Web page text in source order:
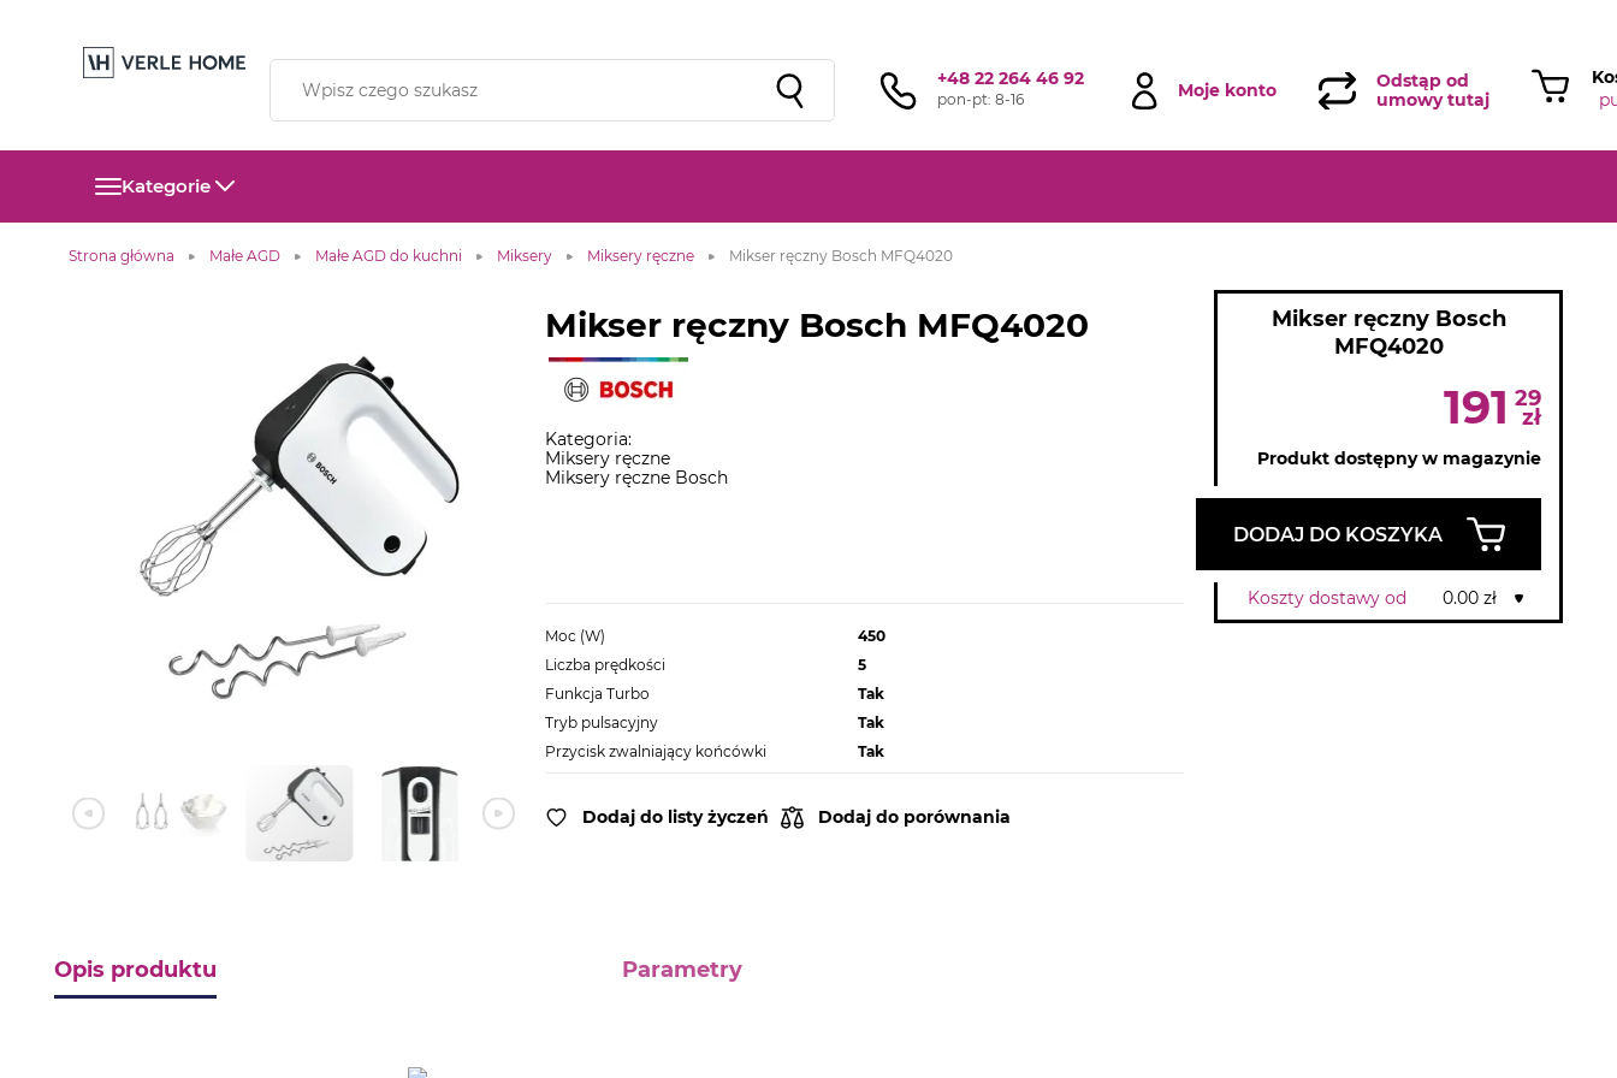
+48 22 264 46 92
pon-pt: 8-16 Moje konto
Odstąp od
umowy tutaj
Kategorie
Strona główna Małe AGD Małe AGD do kuchni Miksery Miksery ręczne Mikser ręczny Bosch MFQ4020
Mikser ręczny Bosch MFQ4020
Kategoria:
Miksery ręczne
Miksery ręczne Bosch
Moc (W)
450
Liczba prędkości
5
Funkcja Turbo
Tak
Tryb pulsacyjny
Tak
Przycisk zwalniający końcówki
Tak
Dodaj do listy życzeń Dodaj do porównania
Mikser ręczny Bosch
MFQ4020
191 29
zł
Produkt dostępny w magazynie
DODAJ DO KOSZYKA
Koszty dostawy od 0.00 zł
Opis produktu Parametry